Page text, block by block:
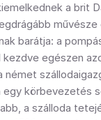
a brit
barátja: a
egészen
német
körbevezetés
a szálloda